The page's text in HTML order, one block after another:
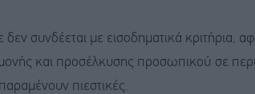
συνδέεται με εισοδηματικά κριτήρια,
και προσέλκυσης προσωπικού σε
πιεστικές.